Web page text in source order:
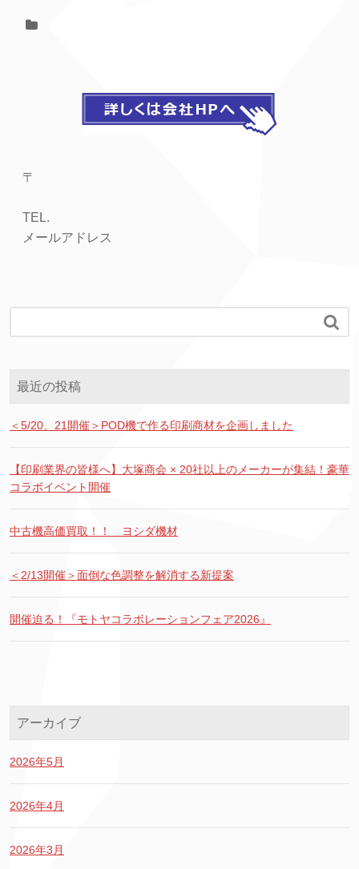
〒
TEL.
メールアドレス

最近の投稿
＜5/20、21開催＞POD機で作る印刷商材を企画しました
【印刷業界の皆様へ】大塚商会 × 20社以上のメーカーが集結！豪華
コラボイベント開催
中古機高価買取！！ ヨシダ機材
＜2/13開催＞面倒な色調整を解消する新提案
開催迫る！『モトヤコラボレーションフェア2026』
アーカイブ
2026年5月
2026年4月
2026年3月